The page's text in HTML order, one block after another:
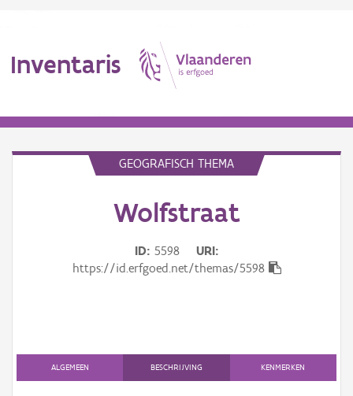
Inventaris
Persoon of collectief
GEOGRAFISCH THEMA
Wolfstraat
ID 5598
URI
https://id.erfgoed.net/themas/5598
ALGEMEEN BESCHRIJVING KENMERKEN